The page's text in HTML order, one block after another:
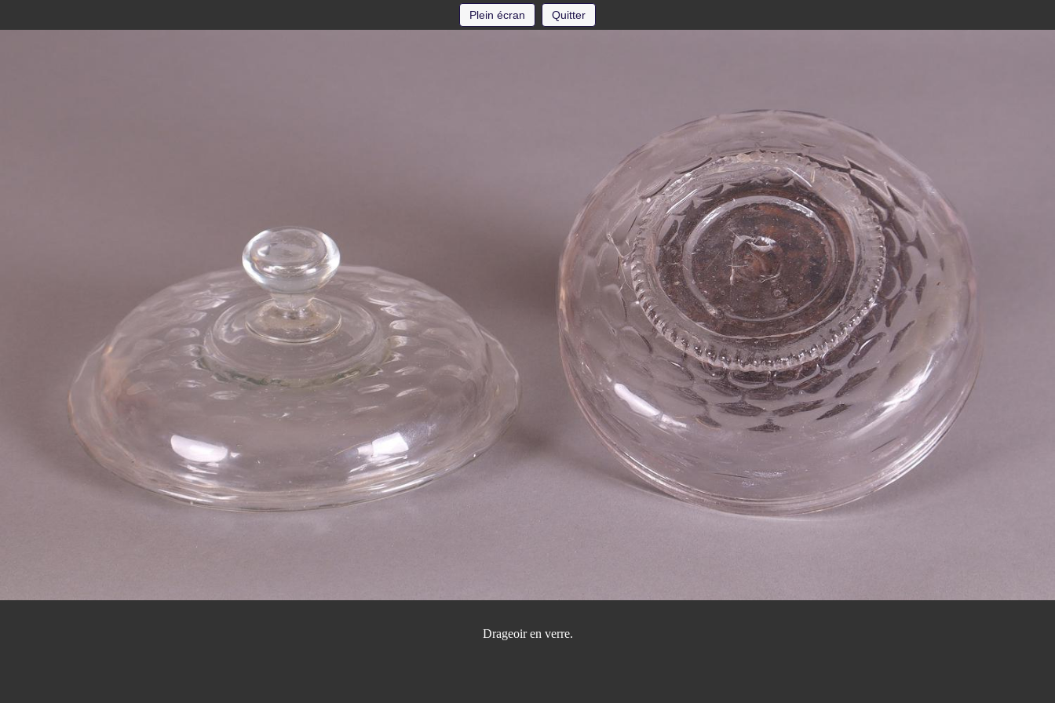
Plein écran Quitter
Drageoir en verre.